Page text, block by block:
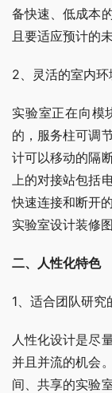
备快速、低成本
且要适应预计的
2、灵活的室内环
实验室正在向模
的，服务柱可调
计可以移动的隔
上的对接站包括
快速连接和断开
实验室设计装修图
二、人性化特色
1、适合团队研究
人性化设计是尽
并且并流的机会
间、共享的实验